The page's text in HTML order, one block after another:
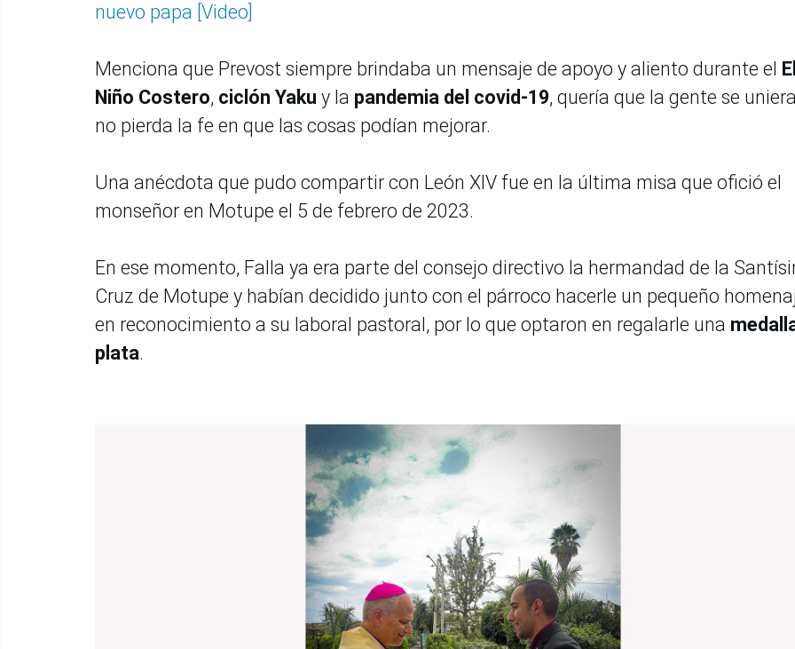
nuevo papa [Video]
Menciona que Prevost siempre brindaba un mensaje de apoyo y aliento durante el El
Niño Costero, ciclón Yaku y la pandemia del covid-19, quería que la gente se
no pierda la fe en que las cosas podían mejorar.
Una anécdota que pudo compartir con León XIV fue en la última misa que ofició el
monseñor en Motupe el 5 de febrero de 2023.
En ese momento, Falla ya era parte del consejo directivo la hermandad de la
Cruz de Motupe y habían decidido junto con el párroco hacerle un pequeño
en reconocimiento a su laboral pastoral, por lo que optaron en regalarle una
plata.